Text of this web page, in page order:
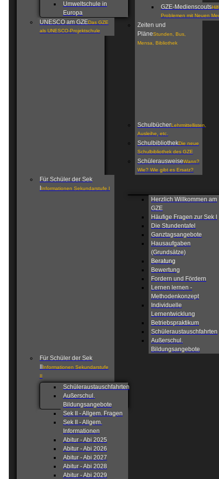
Umweltschule in
Europa
UNESCO am GZEDas GZE
als UNESCO-Projektschule
GZE-Medienscouts
Problemen mit Neuen
Zeiten und
PläneStunden, Bus,
Mensa, Bibliothek
SchulbücherLehrmittellisten,
Ausleihe, etc.
SchulbibliothekDie neue
Schulbibliothek des GZE
SchülerausweiseWann?
Wie? Wie gibt es Ersatz?
Für Schüler der Sek
Informationen Sekundarstufe I
Herzlich Willkommen am
GZE
Häufige Fragen zur Sek I
Die Stundentafel
Ganztagsangebote
Hausaufgaben
(Grundsätze)
Beratung
Bewertung
Fordern und Fördern
Lernen lernen -
Methodenkonzept
Individuelle
Lernentwicklung
Betriebspraktikum
Schüleraustauschfahrten
Außerschul.
Bildungsangebote
Für Schüler der Sek
Informationen Sekundarstufe
II
Schüleraustauschfahrten
Außerschul.
Bildungsangebote
Sek II - Allgem. Fragen
Sek II - Allgem.
Informationen
Abitur - Abi 2025
Abitur - Abi 2026
Abitur - Abi 2027
Abitur - Abi 2028
Abitur - Abi 2029